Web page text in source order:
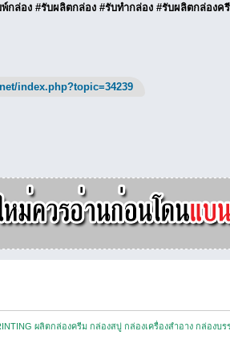
ล่อง‬ ‪#‎รับผลิตกล่อง‬ ‪#‎รับทำกล่อง‬ ‪#‎รับผลิตกล่องค
index.php?topic=34239
ผลิตกล่องครีม กล่องสบู่ กล่องเครื่องสำอาง กล่อง